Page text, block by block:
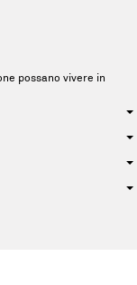
possano vivere in